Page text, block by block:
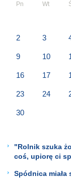
Pn Wt
2 3
9 10
16 17
23 24
30
"Rolnik szuka
coś, upiorę ci
Spódnica miała